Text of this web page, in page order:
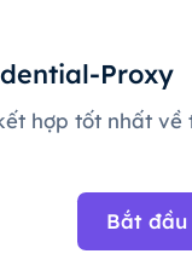
Proxy
hợp tốt nhất về
Bắt đầu